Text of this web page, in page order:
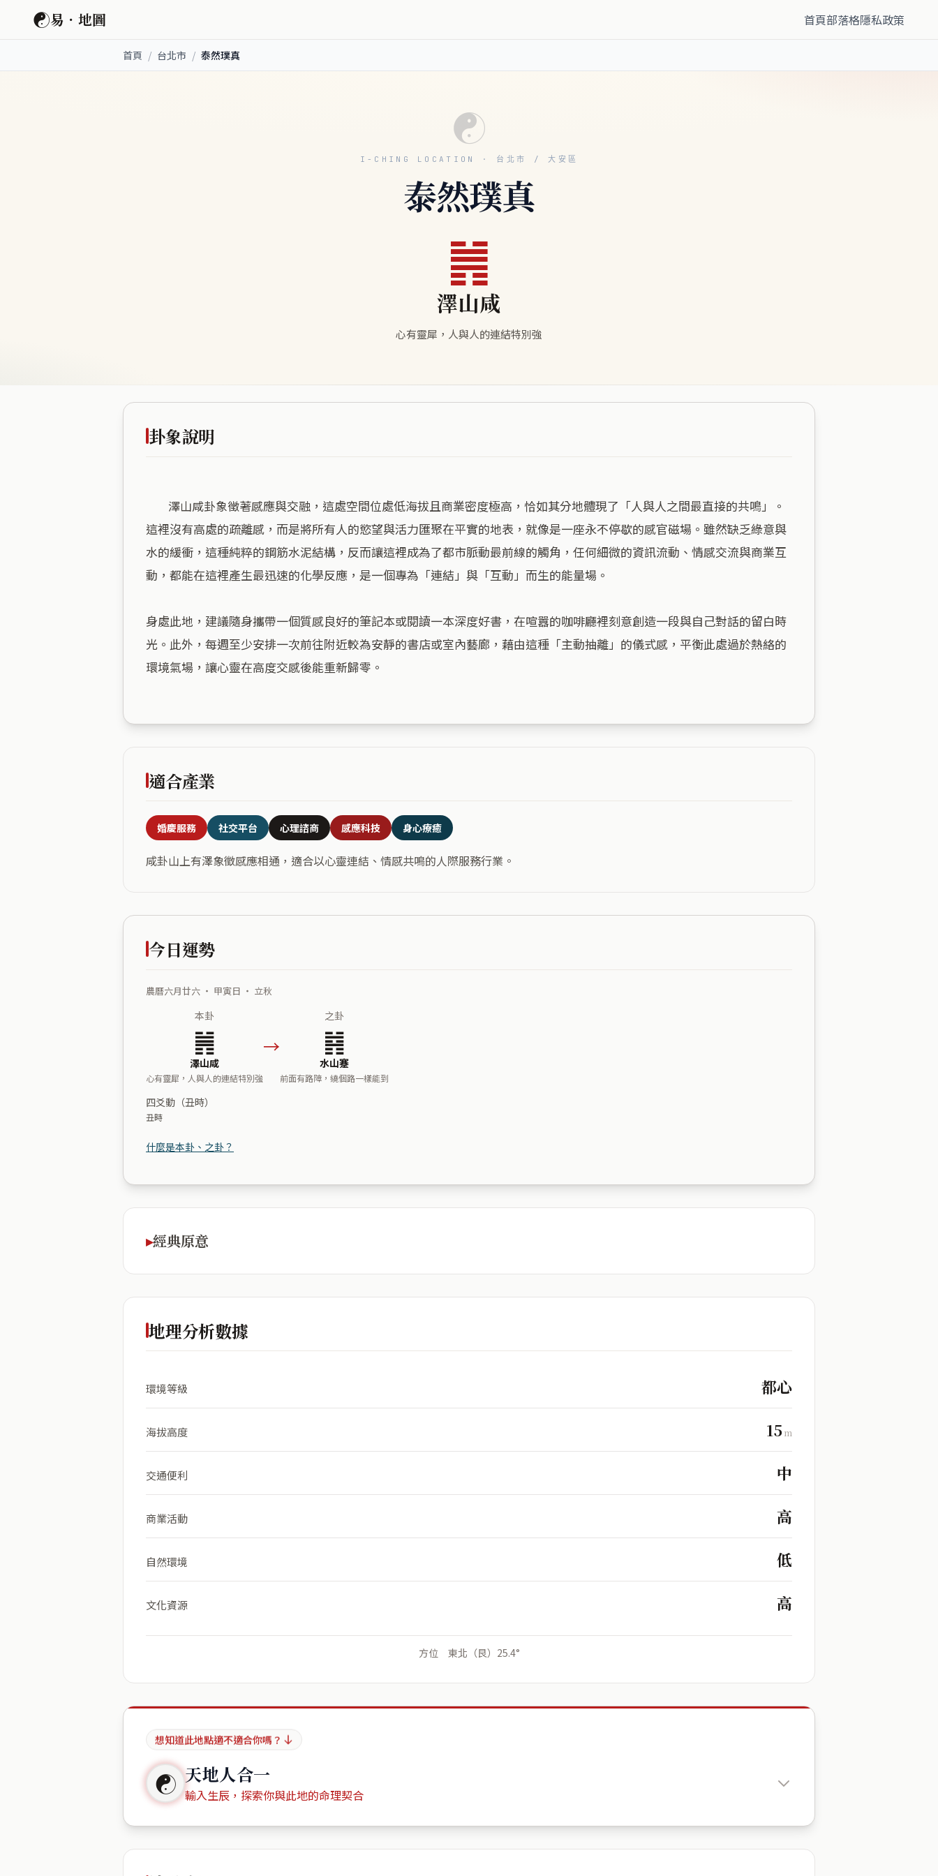
☯易．地圖 首頁部落格隱私政策
首頁 / 台北市 / 泰然璞真
☯
I-CHING LOCATION · 台北市 / 大安區
泰然璞真
䷞
澤山咸
心有靈犀，人與人的連結特別強
卦象說明
這裡沒有高處的疏離感，而是將所有人的慾望與活力匯聚在平實的地表，就像是一座永不停歇的感官磁場。雖然缺乏綠意與
水的緩衝，這種純粹的鋼筋水泥結構，反而讓這裡成為了都市脈動最前線的觸角，任何細微的資訊流動、情感交流與商業互
動，都能在這裡產生最迅速的化學反應，是一個專為「連結」與「互動」而生的能量場。
身處此地，建議隨身攜帶一個質感良好的筆記本或閱讀一本深度好書，在喧囂的咖啡廳裡刻意創造一段與自己對話的留白時
光。此外，每週至少安排一次前往附近較為安靜的書店或室內藝廊，藉由這種「主動抽離」的儀式感，平衡此處過於熱絡的
環境氣場，讓心靈在高度交感後能重新歸零。
適合產業
婚慶服務 社交平台 心理諮商 感應科技 身心療癒
咸卦山上有澤象徵感應相通，適合以心靈連結、情感共鳴的人際服務行業。
今日運勢
農曆六月廿六 ・ 甲寅日 ・ 立秋
本卦
䷞
澤山咸
心有靈犀，人與人的連結特別強
→
之卦
䷦
水山蹇
前面有路障，繞個路一樣能到
四爻動（丑時）
丑時
什麼是本卦、之卦？
經典原意
地理分析數據
環境等級 都心
海拔高度 15 m
交通便利 中
商業活動 高
自然環境 低
文化資源 高
方位 東北（艮）25.4°
想知道此地點適不適合你嗎？
☯ 天地人合一
輸入生辰，探索你與此地的命理契合